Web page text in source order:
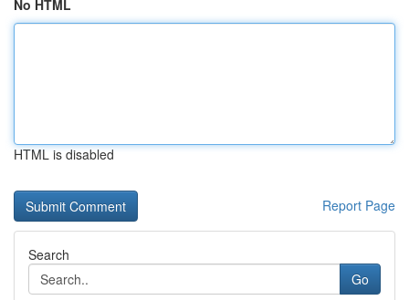
No HTML
HTML is disabled
Report Page
Search
Go